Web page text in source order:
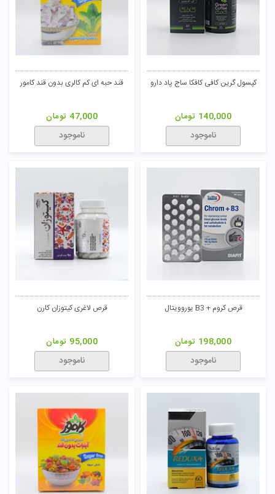
کپسول گرین کافی کافکا ساج پاد دارو
140,000 تومان
ناموجود
قند حبه ای کم کالری بدون قند کامور
47,000 تومان
ناموجود
قرص کروم + B3 یوروویتال
198,000 تومان
ناموجود
قرص لاغری کیتوزان کارن
95,000 تومان
ناموجود